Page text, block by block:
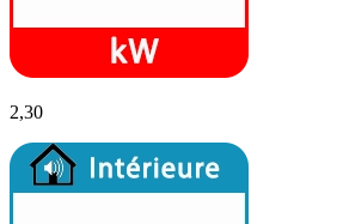
2,30